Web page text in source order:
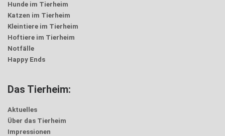
Hunde im Tierheim
Katzen im Tierheim
Kleintiere im Tierheim
Hoftiere im Tierheim
Notfälle
Happy Ends
Das Tierheim:
Aktuelles
Über das Tierheim
Impressionen